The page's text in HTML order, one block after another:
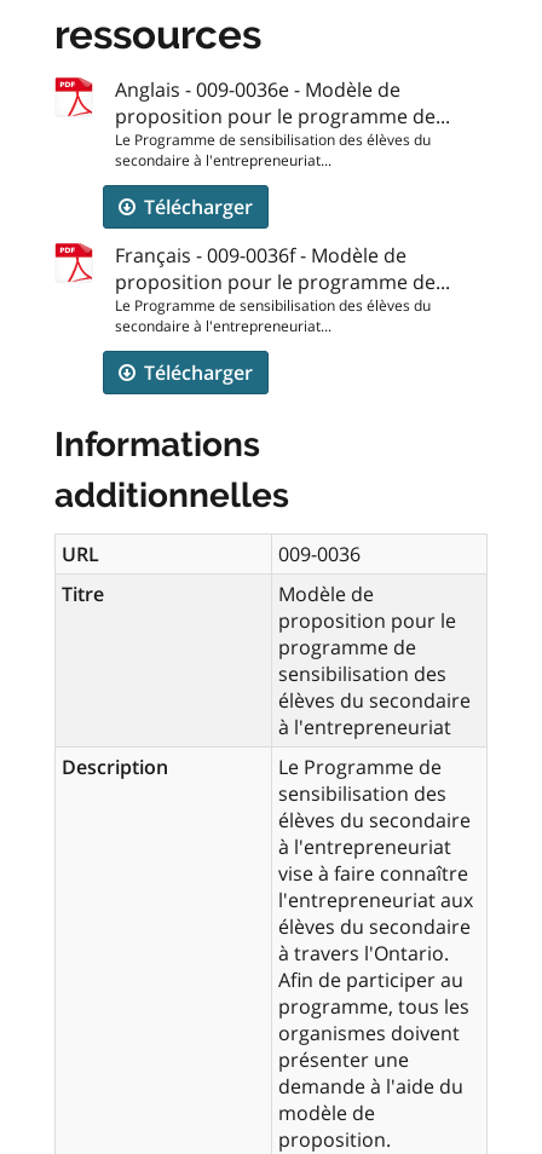
ressources
Anglais - 009-0036e - Modèle de
proposition pour le programme de...
Le Programme de sensibilisation des élèves du
secondaire à l'entrepreneuriat...
Télécharger
Français - 009-0036f - Modèle de
proposition pour le programme de...
Le Programme de sensibilisation des élèves du
secondaire à l'entrepreneuriat...
Télécharger
Informations
additionnelles
URL
009-0036
Titre
Modèle de
proposition pour le
programme de
sensibilisation des
élèves du secondaire
à l'entrepreneuriat
Description
Le Programme de
sensibilisation des
élèves du secondaire
à l'entrepreneuriat
vise à faire connaître
l'entrepreneuriat aux
élèves du secondaire
à travers l'Ontario.
Afin de participer au
programme, tous les
organismes doivent
présenter une
demande à l'aide du
modèle de
proposition.